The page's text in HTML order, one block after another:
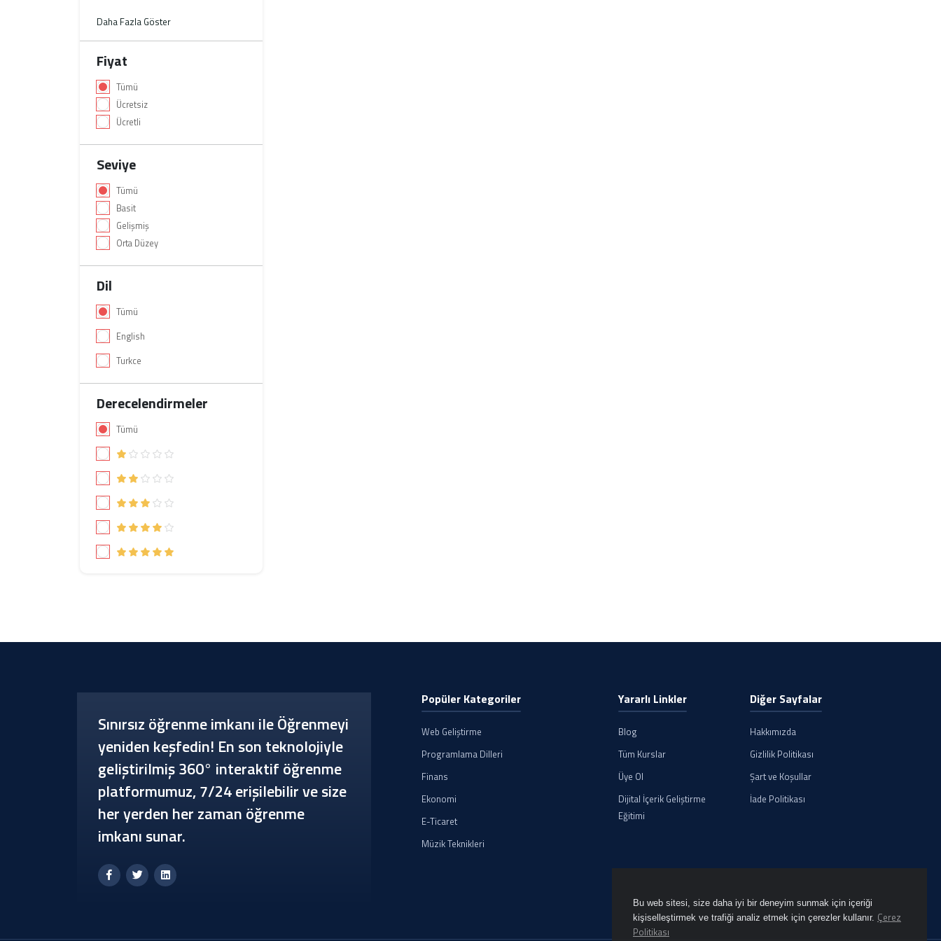
Bu web sitesi, size daha iyi bir deneyim sunmak için içeriği
kişiselleştirmek ve trafiği analiz etmek için çerezler kullanır. Çerez
Politikası
Daha Fazla Göster
Fiyat
Tümü
Ücretsiz
Ücretli
Seviye
Tümü
Basit
Gelişmiş
Orta Düzey
Dil
Tümü
English
Turkce
Derecelendirmeler
Tümü
Popüler Kategoriler
Web Geliştirme
Programlama Dilleri
Finans
Ekonomi
E-Ticaret
Müzik Teknikleri
Yararlı Linkler
Blog
Tüm Kurslar
Üye Ol
Dijital İçerik Geliştirme
Eğitimi
Diğer Sayfalar
Hakkımızda
Gizlilik Politikası
Şart ve Koşullar
İade Politikası
Sınırsız öğrenme imkanı ile Öğrenmeyi
yeniden keşfedin! En son teknolojiyle
geliştirilmiş 360° interaktif öğrenme
platformumuz, 7/24 erişilebilir ve size
her yerden her zaman öğrenme
imkanı sunar.